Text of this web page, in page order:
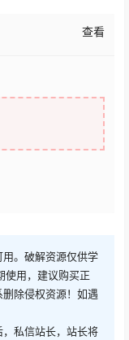
查看
。破解资源仅供学
使用，建议购买正
除侵权资源！如遇
，私信站长，站长将